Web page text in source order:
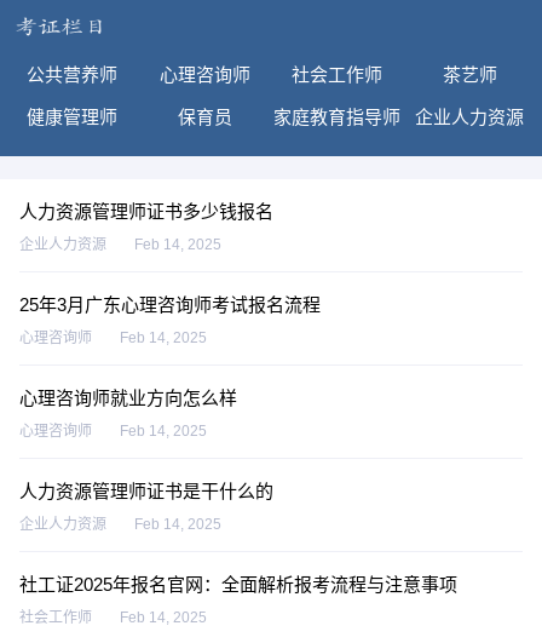
公共营养师 心理咨询师 社会工作师 茶艺师
健康管理师 保育员 家庭教育指导师 企业人力资源
人力资源管理师证书多少钱报名
企业人力资源 Feb 14, 2025
25年3月广东心理咨询师考试报名流程
心理咨询师 Feb 14, 2025
心理咨询师就业方向怎么样
心理咨询师 Feb 14, 2025
人力资源管理师证书是干什么的
企业人力资源 Feb 14, 2025
社工证2025年报名官网：全面解析报考流程与注意事项
社会工作师 Feb 14, 2025